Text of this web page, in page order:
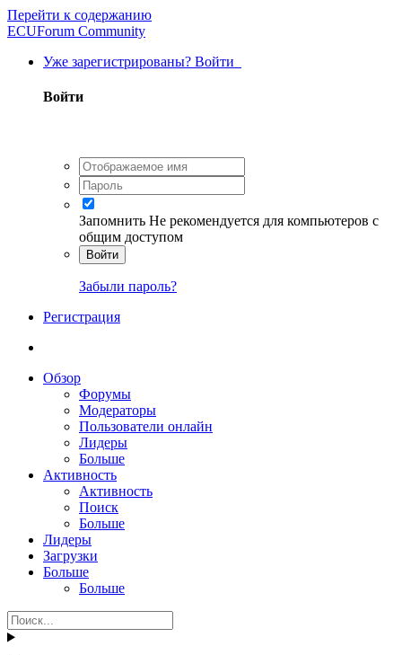
Перейти к содержанию
ECUForum Community
Уже зарегистрированы? Войти
Войти
Запомнить Не рекомендуется для компьютеров с
общим доступом
Войти
Забыли пароль?
Регистрация
Обзор
Форумы
Модераторы
Пользователи онлайн
Лидеры
Больше
Активность
Активность
Поиск
Больше
Лидеры
Загрузки
Больше
Больше